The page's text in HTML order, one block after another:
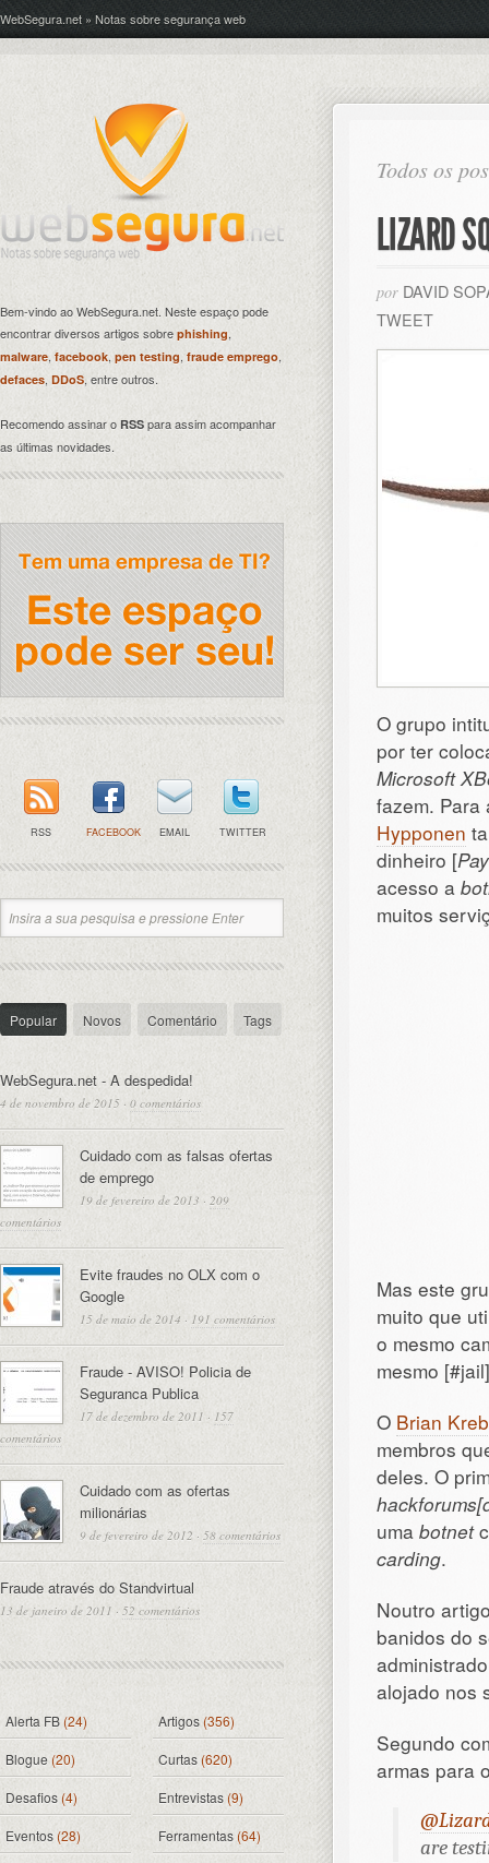
WebSegura.net » Notas sobre segurança web
Todos os
LIZARD
por DAVID
TWEET
O grupo
por ter
Microsoft
fazem.
Hypponen
dinheiro [
acesso a
muitos
Mas este
muito que
o mesmo
mesmo
O Brian
membros
deles. O
uma botnet
carding.
Noutro
banidos do
alojado nos
Segundo
armas para
are
Bem-vindo ao WebSegura.net. Neste espaço pode
encontrar diversos artigos sobre phishing,
malware, facebook, pen testing fraude emprego,
defaces, DDoS, entre outros.
Recomendo assinar o RSS para assim acompanhar
as últimas novidades.
RSS FACEBOOK EMAIL TWITTER
Popular Novos Comentário Tags
WebSegura.net - A despedida!
4 de novembro de 2015 · 0 comentários
Cuidado com as falsas ofertas
de emprego
19 de fevereiro de 2013 · 209
comentários
Evite fraudes no OLX com o
Google
15 de maio de 2014 · 191 comentários
Fraude - AVISO! Policia de
Seguranca Publica
17 de dezembro de 2011 · 157
comentários
Cuidado com as ofertas
milionárias
9 de fevereiro de 2012 · 58 comentários
Fraude através do Standvirtual
13 de janeiro de 2011 · 52 comentários
Alerta FB (24) Artigos(356)
Blogue (20) Curtas(620)
Desafios(4) Entrevistas (9)
Eventos (28) Ferramentas (64)